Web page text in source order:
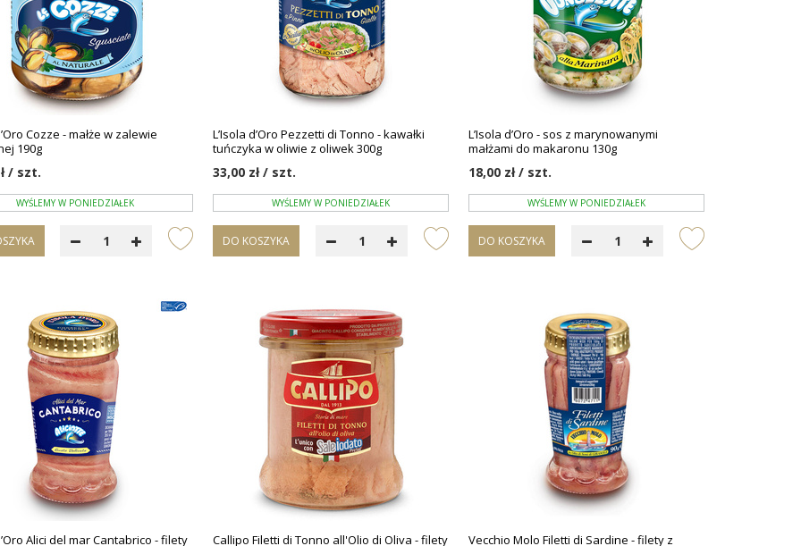
Cozze - małże w zalewie
190g
/ szt.
WYŚLEMY W PONIEDZIAŁEK
L’Isola d’Oro Pezzetti di Tonno - kawałki
tuńczyka w oliwie z oliwek 300g
33,00 zł / szt.
WYŚLEMY W PONIEDZIAŁEK
DO KOSZYKA
L’Isola d’Oro - sos z marynowanymi
małżami do makaronu 130g
18,00 zł / szt.
WYŚLEMY W PONIEDZIAŁEK
DO KOSZYKA
Alici del mar Cantabrico - filety Callipo Filetti di Tonno all'Olio di Oliva - filety Vecchio Molo Filetti di Sardine - filety z